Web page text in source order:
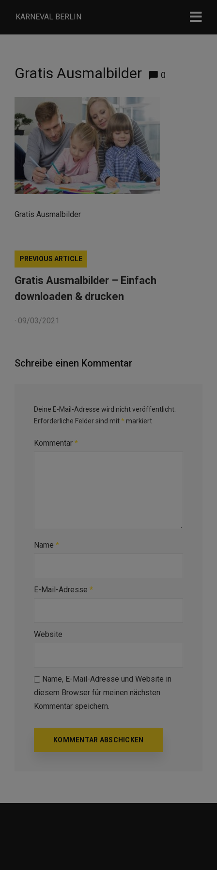
KARNEVAL BERLIN
Gratis Ausmalbilder 0
Gratis Ausmalbilder
PREVIOUS ARTICLE
Gratis Ausmalbilder – Einfach
downloaden & drucken
· 09/03/2021
Schreibe einen Kommentar
Deine E-Mail-Adresse wird nicht veröffentlicht.
Erforderliche Felder sind mit* markiert
Kommentar *
Name *
E-Mail-Adresse *
Website
Name, E-Mail-Adresse und Website in
diesem Browser für meinen nächsten
Kommentar speichern.